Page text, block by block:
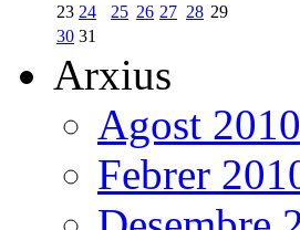
23 24 25 26 27 28 29
30 31
Arxius
Agost 2010
Febrer